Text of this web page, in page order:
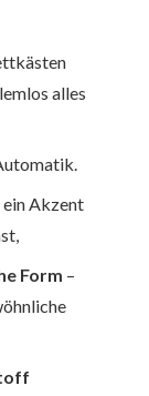
alles
ein Akzent
Form –